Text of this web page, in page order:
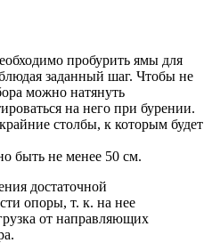
пробурить ямы для
заданный шаг. Чтобы не
можно натянуть
на него при бурении.
столбы, к которым будет
быть не менее 50 см.
достаточной
опоры, т. к. на нее
от направляющих